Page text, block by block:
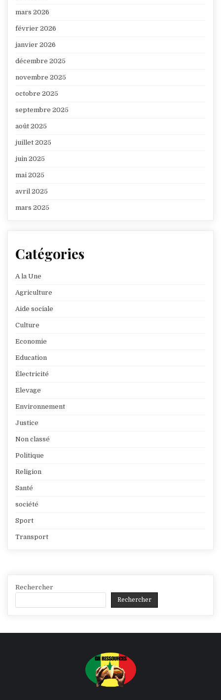
mars 2026
février 2026
janvier 2026
décembre 2025
novembre 2025
octobre 2025
septembre 2025
août 2025
juillet 2025
juin 2025
mai 2025
avril 2025
mars 2025
Catégories
A la Une
Agriculture
Aide sociale
Culture
Economie
Education
Électricité
Elevage
Environnement
Justice
Non classé
Politique
Religion
Santé
société
Sport
Transport
Rechercher
Rechercher